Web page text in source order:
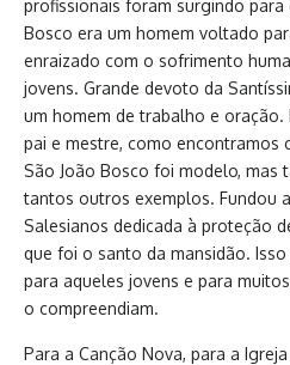
profissionais foram surgindo para
Bosco era um homem voltado
enraizado com o sofrimento
jovens. Grande devoto da
um homem de trabalho e oração.
pai e mestre, como encontramos
São João Bosco foi modelo, mas
tantos outros exemplos. Fundou
Salesianos dedicada à proteção
que foi o santo da mansidão.
para aqueles jovens e para
o compreendiam.
Para a Canção Nova, para a